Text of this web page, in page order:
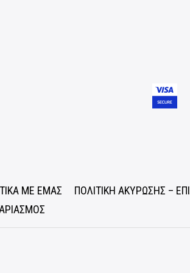
ΜΕ ΕΜΑΣ ΠΟΛΙΤΙΚΗ ΑΚΥΡΩΣΗΣ –